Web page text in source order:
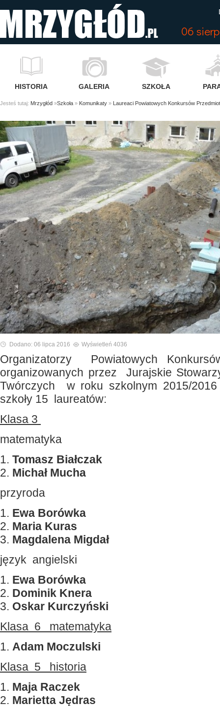
06
HISTORIA GALERIA SZKOŁA
Jesteś tutaj: Mrzygłód »Szkoła » Komunikaty » Laureaci Powiatowych Konkursów
Dodano: 06 lipca 2016 Wyświetleń 4036
Organizatorzy Powiatowych
organizowanych przez Jurajskie
Twórczych w roku szkolnym 2015/
szkoły 15 laureatów:
Klasa 3
matematyka
1. Tomasz Białczak
2. Michał Mucha
przyroda
1. Ewa Borówka
2. Maria Kuras
3. Magdalena Migdał
język angielski
1. Ewa Borówka
2. Dominik Knera
3. Oskar Kurczyński
Klasa 6 matematyka
1. Adam Moczulski
Klasa 5 historia
1. Maja Raczek
2. Marietta Jędras